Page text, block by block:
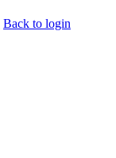
Back to login